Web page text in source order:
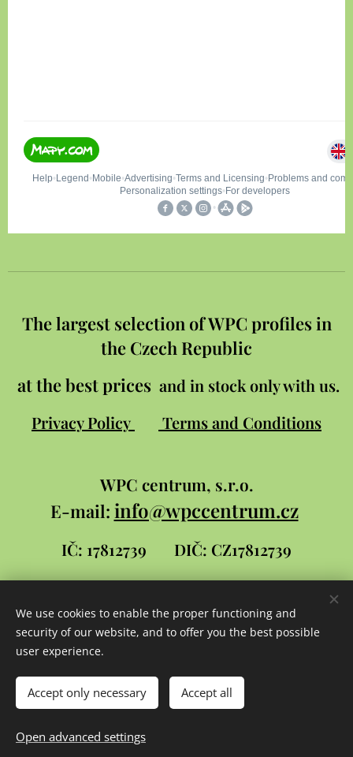
The largest selection of WPC profiles in
the Czech Republic
at the best prices and in stock only with us.
Privacy Policy
Terms and Conditions
WPC centrum, s.r.o.
E-mail: info@wpccentrum.cz
IČ: 17812739 DIČ: CZ17812739
Stránky pro WPC centrumvytvořilDavid
Cookies
Čeština
We use cookies to enable the proper functioning and
security of our website, and to offer you the best possible
user experience.
Accept only necessary Accept all
Open advanced settings